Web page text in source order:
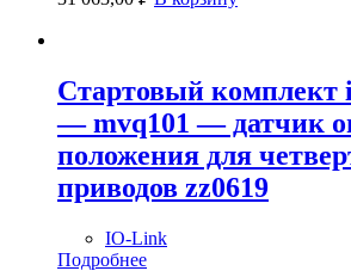
Стартовый комплект
— mvq101 — датчик
положения для
приводов zz0619
IO-Link
Подробнее